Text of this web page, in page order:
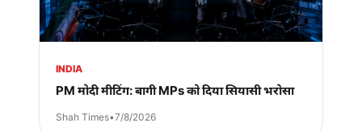
INDIA
PM मोदी मीटिंग: बागी MPs को दिया सियासी भरोसा
Shah Times•7/8/2026